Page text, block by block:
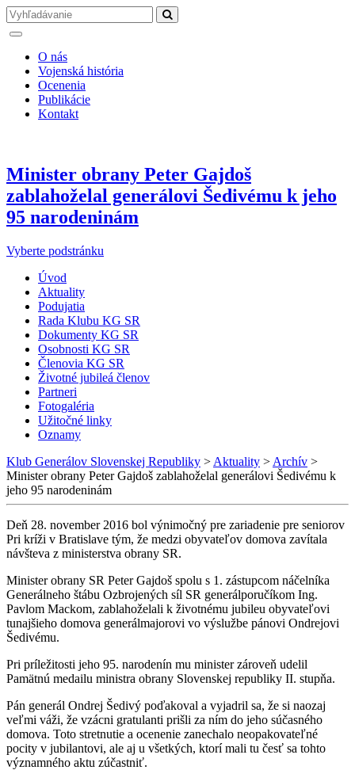
O nás
Vojenská história
Ocenenia
Publikácie
Kontakt
Minister obrany Peter Gajdoš
zablahoželal generálovi Šedivému k jeho
95 narodeninám
Vyberte podstránku
Úvod
Aktuality
Podujatia
Rada Klubu KG SR
Dokumenty KG SR
Osobnosti KG SR
Členovia KG SR
Životné jubileá členov
Partneri
Fotogaléria
Užitočné linky
Oznamy
Klub Generálov Slovenskej Republiky > Aktuality > Archív >
Minister obrany Peter Gajdoš zablahoželal generálovi Šedivému k
jeho 95 narodeninám
Deň 28. november 2016 bol výnimočný pre zariadenie pre seniorov
Pri kríži v Bratislave tým, že medzi obyvateľov domova zavítala
návšteva z ministerstva obrany SR.
Minister obrany SR Peter Gajdoš spolu s 1. zástupcom náčelníka
Generálneho štábu Ozbrojených síl SR generálporučíkom Ing.
Pavlom Mackom, zablahoželali k životnému jubileu obyvateľovi
tunajšieho domova generálmajorovi vo výslužbe pánovi Ondrejovi
Šedivému.
Pri príležitosti jeho 95. narodenín mu minister zároveň udelil
Pamätnú medailu ministra obrany Slovenskej republiky II. stupňa.
Pán generál Ondrej Šedivý poďakoval a vyjadril sa, že si naozaj
veľmi váži, že vzácni gratulanti prišli za ním do jeho súčasného
domova. Toto stretnutie a ocenenie zanechalo neopakovateľné
pocity v jubilantovi, ale aj u všetkých, ktorí mali tu česť sa tohto
významného aktu zúčastniť.